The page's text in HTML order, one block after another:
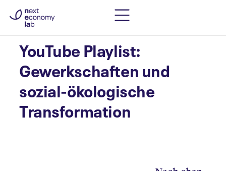
YouTube Playlist:
Gewerkschaften und
sozial-ökologische
Transformation